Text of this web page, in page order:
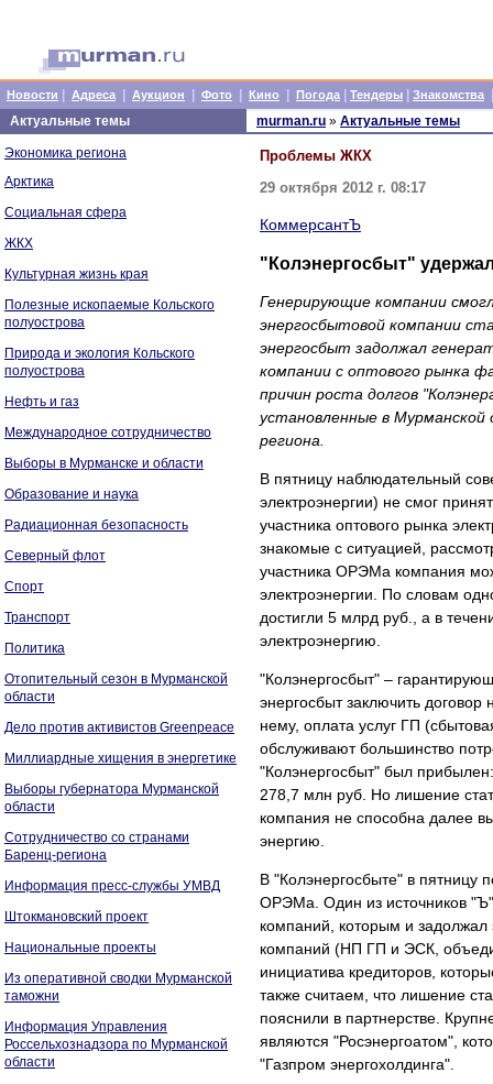
Новости Адреса Аукцион Фото Кино Погода Тендеры Знакомства
Актуальные темы
Экономика региона
Арктика
Социальная сфера
ЖКХ
Культурная жизнь края
Полезные ископаемые Кольского
полуострова
Природа и экология Кольского
полуострова
Нефть и газ
Международное сотрудничество
Выборы в Мурманске и области
Образование и наука
Радиационная безопасность
Северный флот
Спорт
Транспорт
Политика
Отопительный сезон в Мурманской
области
Дело против активистов Greenpeace
Миллиардные хищения в энергетике
Выборы губернатора Мурманской
области
Сотрудничество со странами
Баренц-региона
Информация пресс-службы УМВД
Штокмановский проект
Национальные проекты
Из оперативной сводки Мурманской
таможни
Информация Управления
Россельхознадзора по Мурманской
области
murman.ru » Актуальные темы
Проблемы ЖКХ
29 октября 2012 г. 08:17
КоммерсантЪ
"Колэнергосбыт"
Генерирующие компании
энергосбытовой компании
энергосбыт задолжал
компании с оптового рынка
причин роста долгов
установленные в
региона.
В пятницу наблюдательный
электроэнергии) не смог
участника оптового рынка
знакомые с ситуацией,
участника ОРЭМа компания
электроэнергии. По словам
достигли 5 млрд руб., а в
электроэнергию.
"Колэнергосбыт" –
энергосбыт заключить
нему, оплата услуг ГП
обслуживают большинство
"Колэнергосбыт" был
278,7 млн руб. Но лишение
компания не способна далее
энергию.
В "Колэнергосбыте" в пятницу
ОРЭМа. Один из источников
компаний, которым и
компаний (НП ГП и ЭСК,
инициатива кредиторов,
также считаем, что лишение
пояснили в партнерстве.
являются "Росэнергоатом",
"Газпром энергохолдинга".